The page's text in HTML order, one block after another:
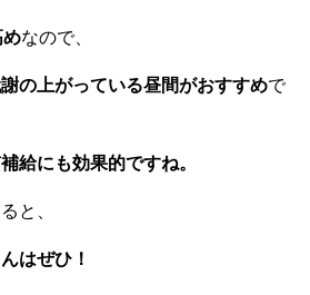
めなので、
の上がっている昼間がおすすめで
給にも効果的ですね。
と、
はぜひ！